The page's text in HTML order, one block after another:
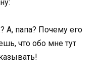
А, папа? Почему его
что обо мне тут